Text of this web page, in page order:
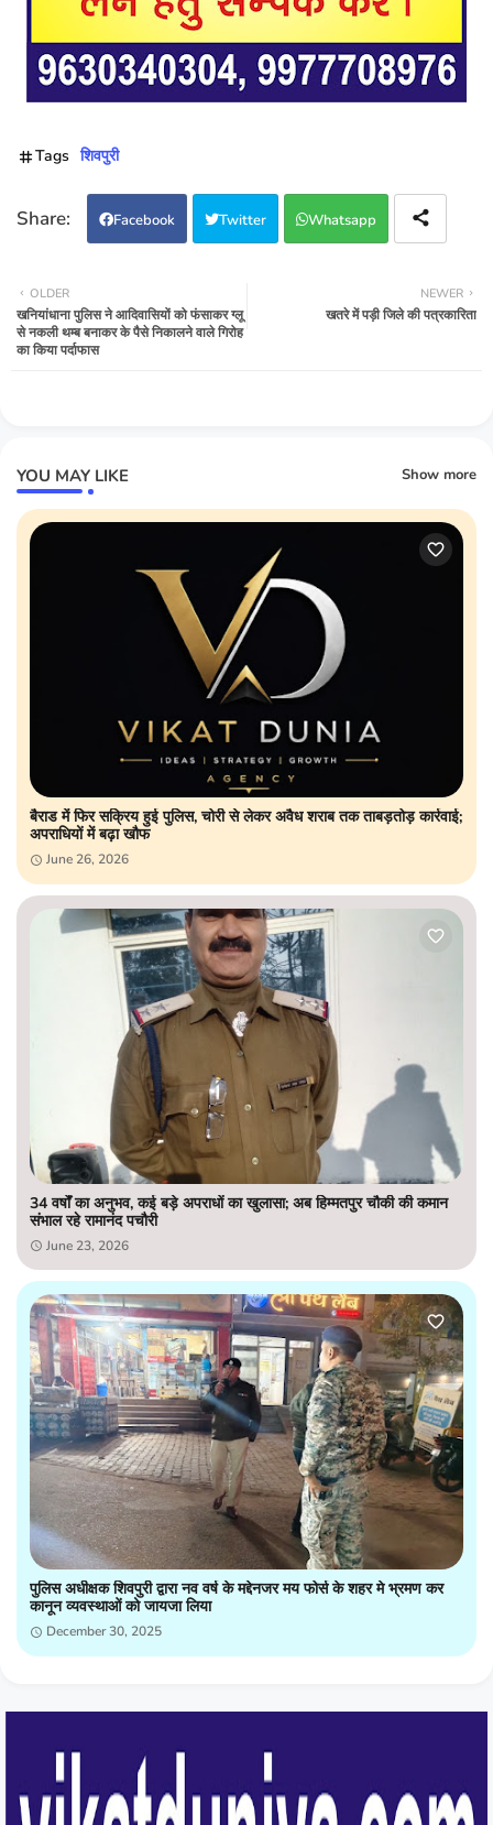
Tags शिवपुरी
Facebook Twitter Whatsapp
NEWER
खतरे में पड़ी जिले की पत्रकारिता
OLDER
खनियांधाना पुलिस ने आदिवासियों को फंसाकर ग्लू
से नकली थम्ब बनाकर के पैसे निकालने वाले गिरोह
का किया पर्दाफास
YOU MAY LIKE Show more
बैराड में फिर सक्रिय हुई पुलिस, चोरी से लेकर अवैध शराब तक ताबड़तोड़ कार्रवाई;
अपराधियों में बढ़ा खौफ
June 26, 2026
34 वर्षों का अनुभव, कई बड़े अपराधों का खुलासा; अब हिम्मतपुर चौकी की कमान
संभाल रहे रामानंद पचौरी
June 23, 2026
पुलिस अधीक्षक शिवपुरी द्वारा नव वर्ष के मद्देनजर मय फोर्स के शहर मे भ्रमण कर
कानून व्यवस्थाओं को जायजा लिया
December 30, 2025